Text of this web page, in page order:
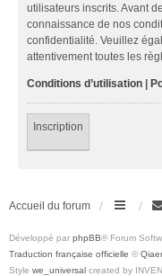
utilisateurs inscrits. Avant
connaissance de nos
confidentialité. Veuillez
attentivement toutes les
Conditions d’utilisation |
Inscription
Accueil du forum
Développé par phpBB® Forum
Traduction française officielle ©
Style we_universal created by